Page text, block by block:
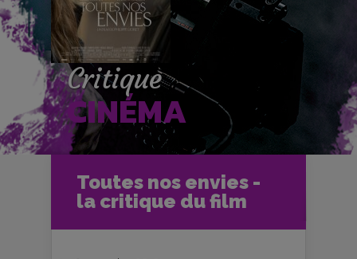
Critique
CINÉMA
Toutes nos envies -
la critique du film
Accueil
Critiques et fiches films
Toutes nos envies - la critique du film